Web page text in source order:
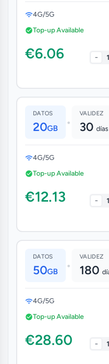
4G/5G
Top-up Available
€6.06 - 1
DATOS
20GB •
VALIDEZ
30 días
4G/5G
Top-up Available
€12.13 - 1
DATOS
50GB •
VALIDEZ
180
4G/5G
Top-up Available
€28.60 - 1